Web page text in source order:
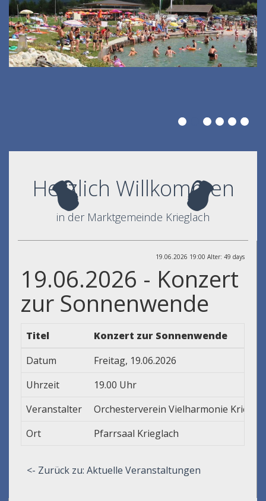
Herzlich Willkommen
in der Marktgemeinde Krieglach
19.06.2026 19:00 Alter: 49 days
19.06.2026 - Konzert
zur Sonnenwende
Titel
Konzert zur Sonnenwende
Datum
Freitag, 19.06.2026
Uhrzeit
19.00 Uhr
Veranstalter
Orchesterverein Vielharmonie
Ort
Pfarrsaal Krieglach
<- Zurück zu: Aktuelle Veranstaltungen